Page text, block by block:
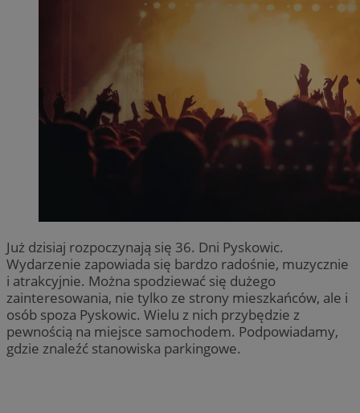
Już dzisiaj rozpoczynają się 36. Dni Pyskowic.
Wydarzenie zapowiada się bardzo radośnie, muzycznie
i atrakcyjnie. Można spodziewać się dużego
zainteresowania, nie tylko ze strony mieszkańców, ale i
osób spoza Pyskowic. Wielu z nich przybędzie z
pewnością na miejsce samochodem. Podpowiadamy,
gdzie znaleźć stanowiska parkingowe.